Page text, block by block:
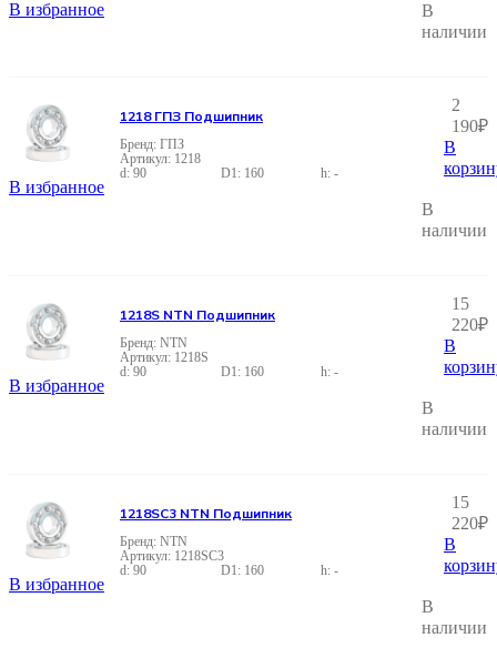
В избранное
В
наличии
В избранное
1218
90
160 -
ГПЗ
1218 ГПЗ Подшипник
2
190₽
В
В
наличии
В избранное
1218S
90
160 -
NTN
1218S NTN Подшипник
15
220₽
В
В
наличии
В избранное
1218SC3
90
160 -
NTN
1218SC3 NTN Подшипник
15
220₽
В
В
наличии